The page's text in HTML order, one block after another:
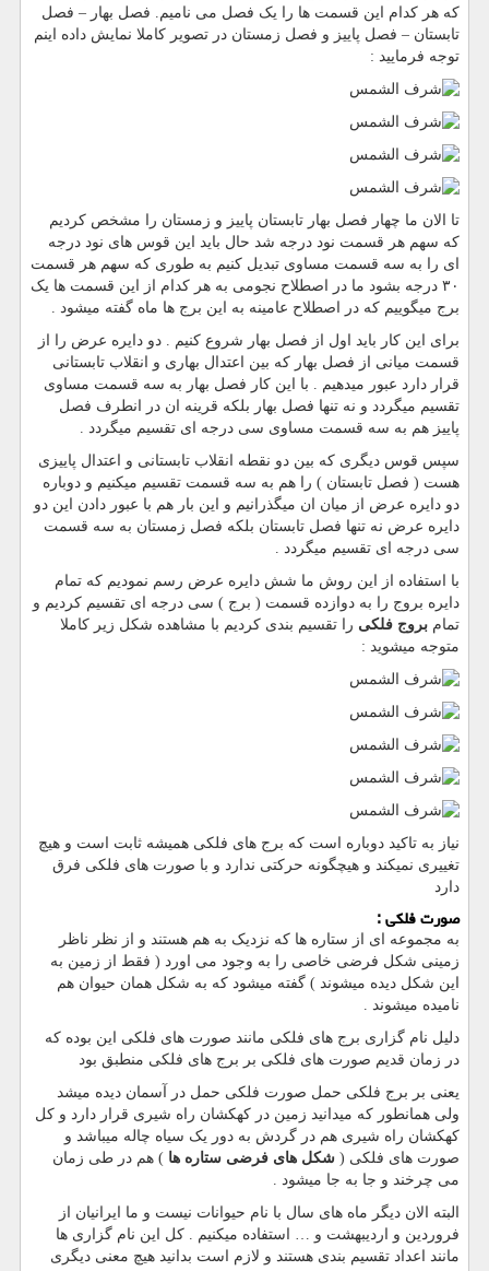
که هر کدام این قسمت ها را یک فصل می نامیم. فصل بهار – فصل
تابستان – فصل پاییز و فصل زمستان در تصویر کاملا نمایش داده اینم
توجه فرمایید :
تا الان ما چهار فصل بهار تابستان پاییز و زمستان را مشخص کردیم
که سهم هر قسمت نود درجه شد حال باید این قوس های نود درجه
ای را به سه قسمت مساوی تبدیل کنیم به طوری که سهم هر قسمت
۳۰ درجه بشود ما در اصطلاح نجومی به هر کدام از این قسمت ها یک
برج میگوییم که در اصطلاح عامینه به این برج ها ماه گفته میشود .
برای این کار باید اول از فصل بهار شروع کنیم . دو دایره عرض را از
قسمت میانی از فصل بهار که بین اعتدال بهاری و انقلاب تابستانی
قرار دارد عبور میدهیم . با این کار فصل بهار به سه قسمت مساوی
تقسیم میگردد و نه تنها فصل بهار بلکه قرینه ان در انطرف فصل
پاییز هم به سه قسمت مساوی سی درجه ای تقسیم میگردد .
سپس قوس دیگری که بین دو نقطه انقلاب تابستانی و اعتدال پاییزی
هست ( فصل تابستان ) را هم به سه قسمت تقسیم میکنیم و دوباره
دو دایره عرض از میان ان میگذرانیم و این بار هم با عبور دادن این دو
دایره عرض نه تنها فصل تابستان بلکه فصل زمستان به سه قسمت
سی درجه ای تقسیم میگردد .
با استفاده از این روش ما شش دایره عرض رسم نمودیم که تمام
دایره بروج را به دوازده قسمت ( برج ) سی درجه ای تقسیم کردیم و
تمام بروج فلکی را تقسیم بندی کردیم با مشاهده شکل زیر کاملا
متوجه میشوید :
نیاز به تاکید دوباره است که برج های فلکی همیشه ثابت است و هیچ
تغییری نمیکند و هیچگونه حرکتی ندارد و با صورت های فلکی فرق
دارد
صورت فلکی :
به مجموعه ای از ستاره ها که نزدیک به هم هستند و از نظر ناظر
زمینی شکل فرضی خاصی را به وجود می اورد ( فقط از زمین به
این شکل دیده میشوند ) گفته میشود که به شکل همان حیوان هم
نامیده میشوند .
دلیل نام گزاری برج های فلکی مانند صورت های فلکی این بوده که
در زمان قدیم صورت های فلکی بر برج های فلکی منطبق بود
یعنی بر برج فلکی حمل صورت فلکی حمل در آسمان دیده میشد
ولی همانطور که میدانید زمین در کهکشان راه شیری قرار دارد و کل
کهکشان راه شیری هم در گردش به دور یک سیاه چاله میباشد و
صورت های فلکی ( شکل های فرضی ستاره ها ) هم در طی زمان
می چرخند و جا به جا میشود .
البته الان دیگر ماه های سال با نام حیوانات نیست و ما ایرانیان از
فروردین و اردیبهشت و … استفاده میکنیم . کل این نام گزاری ها
مانند اعداد تقسیم بندی هستند و لازم است بدانید هیچ معنی دیگری